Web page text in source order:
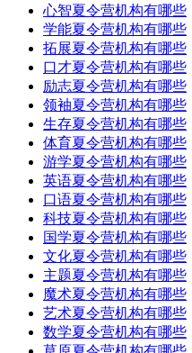
心智夏令营机构有哪些
学能夏令营机构有哪些
拓展夏令营机构有哪些
口才夏令营机构有哪些
励志夏令营机构有哪些
领袖夏令营机构有哪些
生存夏令营机构有哪些
体育夏令营机构有哪些
游学夏令营机构有哪些
英语夏令营机构有哪些
口语夏令营机构有哪些
科技夏令营机构有哪些
国学夏令营机构有哪些
文化夏令营机构有哪些
主题夏令营机构有哪些
魔术夏令营机构有哪些
艺术夏令营机构有哪些
数学夏令营机构有哪些